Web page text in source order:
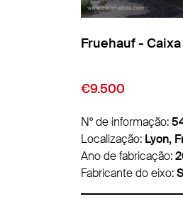
Fruehauf -
€10.500
N° de informação:
Localização: Lyon,
Ano de fabricação:
Fabricante do eixo:-